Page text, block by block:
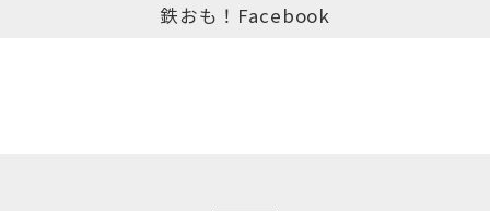
鉄おも！Facebook